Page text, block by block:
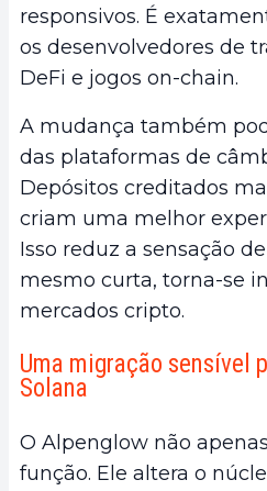
responsivos. É
os desenvolvedores de
DeFi e jogos on-chain.
A mudança também
das plataformas de
Depósitos creditados
criam uma melhor
Isso reduz a sensação
mesmo curta, torna-se
mercados cripto.
Uma migração sensível
Solana
O Alpenglow não
função. Ele altera o